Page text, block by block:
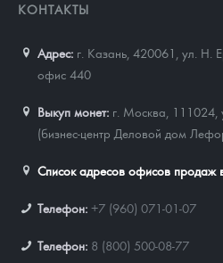
КОНТАКТЫ
Адрес: г. Казань, 420061 ул. Н.
офис 440
Выкуп монет: г. Москва, 111024,
(бизнес-центр Деловой дом
Список адресов офисов продаж
Телефон: +7 (960) 071-01-07
Телефон: 8 (800) 500-08-77